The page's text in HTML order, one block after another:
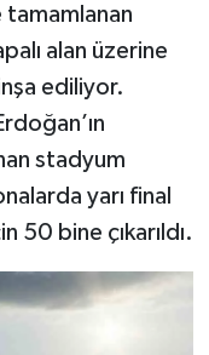
tamamlanan
alan üzerine
ediliyor.
stadyum
yarı final
50 bine çıkarıldı.